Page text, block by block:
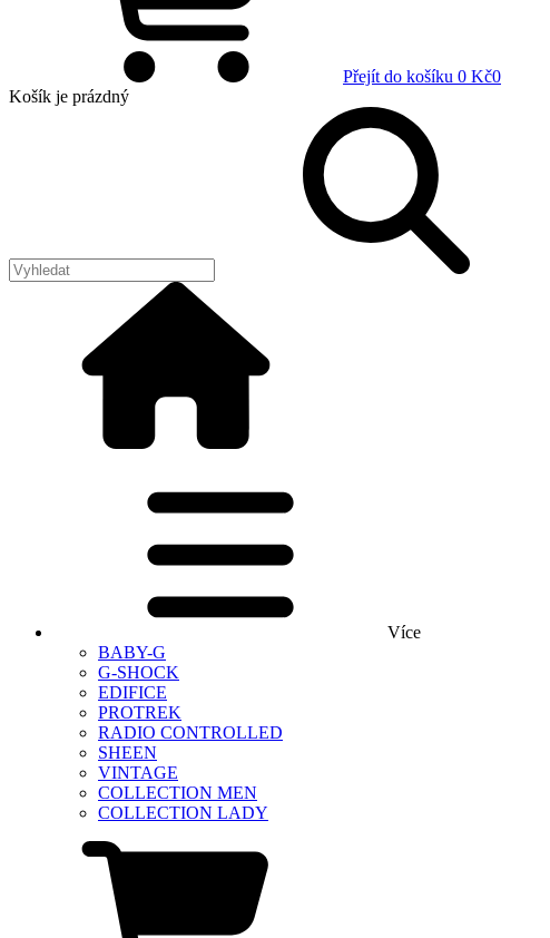
Přejít do košíku 0 Kč0
Košík je prázdný
Více
BABY-G
G-SHOCK
EDIFICE
PROTREK
RADIO CONTROLLED
SHEEN
VINTAGE
COLLECTION MEN
COLLECTION LADY